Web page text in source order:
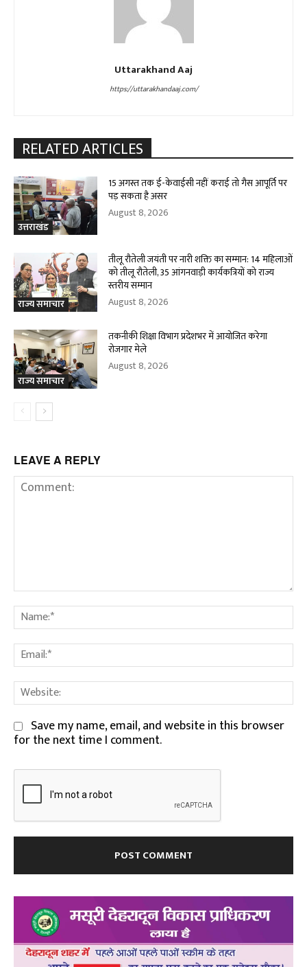
Uttarakhand Aaj
https://uttarakhandaaj.com/
RELATED ARTICLES
उत्तराखंड
15 अगस्त तक ई-केवाईसी नहीं कराई तो गैस आपूर्ति पर
पड़ सकता है असर
August 8, 2026
राज्य समाचार
तीलू रौतेली जयंती पर नारी शक्ति का सम्मान: 14 महिलाओं
को तीलू रौतेली, 35 आंगनवाड़ी कार्यकत्रियों को राज्य
स्तरीय सम्मान
August 8, 2026
राज्य समाचार
तकनीकी शिक्षा विभाग प्रदेशभर में आयोजित करेगा
रोजगार मेले
August 8, 2026
LEAVE A REPLY
Comment:
Save my name, email, and website in this browser
for the next time I comment.